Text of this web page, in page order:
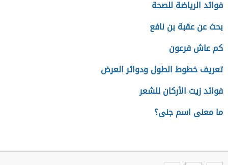
فوائد الرياضة للصحة
بحث عن عقبة بن نافع
كم عاش فرعون
تعريف خطوط الطول ودوائر العرض
فوائد زيت الأركان للشعر
ما معنى اسم جنى؟